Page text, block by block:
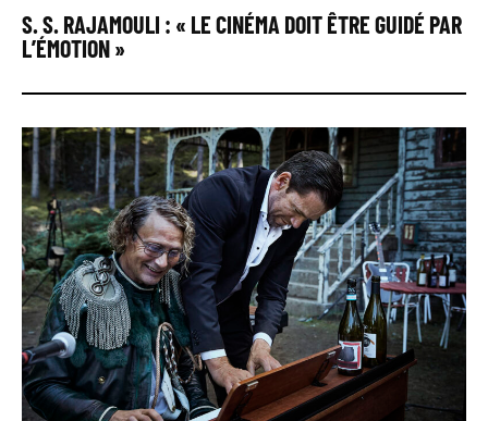
S. S. RAJAMOULI : « LE CINÉMA DOIT ÊTRE GUIDÉ PAR
L’ÉMOTION »